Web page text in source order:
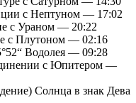
с Нептуном — 17:02
с Ураном — 20:22
с Плутоном — 02:16
Водолея — 09:28
с Юпитером —
Солнца в знак Дева